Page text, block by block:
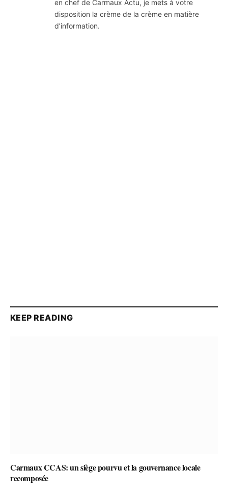
en chef de Carmaux Actu, je mets à votre
disposition la crème de la crème en matière
d’information.
KEEP READING
Carmaux CCAS: un siège pourvu et la gouvernance locale
recomposée